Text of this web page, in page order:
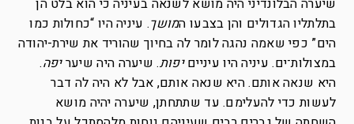
שיערה הבלונדיני היה מושא לשנאה בעיניה כי הוא בלט הן
בתלתליו הגדולים והן בצבעו המושך. עיניה היו “כחולות כמו
הים” כפי שאמה נהגה לומר לה בחיוך שהוריד את שירת-יהודה
במצולות־ים. עיניה היו עינייםיפות. שיערה היה שיעריפה.
היא שנאה אותם. היא שנאה אותם, אבל לא היה לה דבר
לעשות כדי להעלימם. עד שתתחתן, שיערה יהיה מושא